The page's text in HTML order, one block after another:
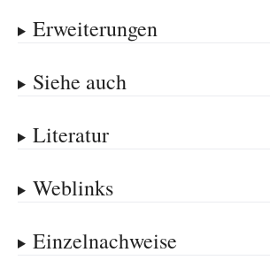
Erweiterungen
Siehe auch
Literatur
Weblinks
Einzelnachweise